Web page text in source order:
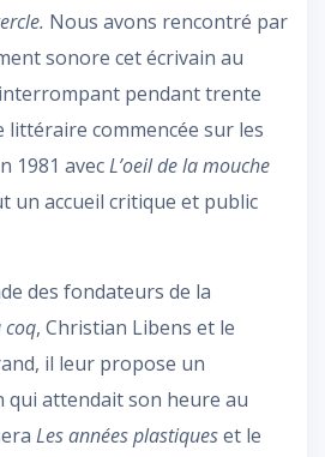
Nous avons rencontré par
sonore cet écrivain au
pendant trente
littéraire commencée sur les
1981 avecL’oeil de la mouche
un accueil critique et public
des fondateurs de la
coq, Christian Libens et le
il leur propose un
qui attendait son heure au
Les années plastiqueset le